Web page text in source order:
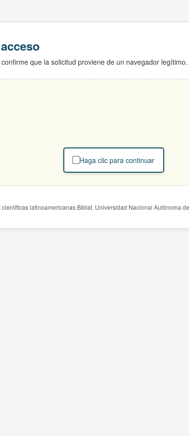
que la solicitud proviene de un navegador legítimo.
Haga clic para continuar
científicas latinoamericanas Biblat. Universidad Nacional Autónoma